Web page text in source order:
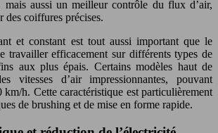
mais aussi un meilleur contrôle du flux d’air,
des coiffures précises.
et constant est tout aussi important que le
travailler efficacement sur différents types de
aux plus épais. Certains modèles haut de
vitesses d’air impressionnantes, pouvant
km/h. Cette caractéristique est particulièrement
de brushing et de mise en forme rapide.